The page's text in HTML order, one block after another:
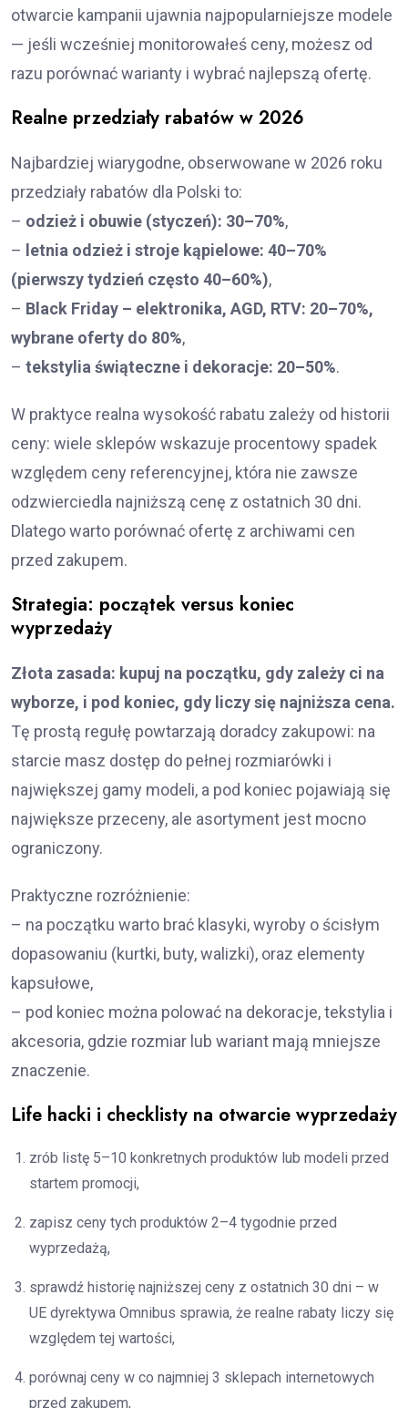
otwarcie kampanii ujawnia najpopularniejsze modele
— jeśli wcześniej monitorowałeś ceny, możesz od
razu porównać warianty i wybrać najlepszą ofertę.
Realne przedziały rabatów w 2026
Najbardziej wiarygodne, obserwowane w 2026 roku
przedziały rabatów dla Polski to:
– odzież i obuwie (styczeń): 30–70%,
– letnia odzież i stroje kąpielowe: 40–70%
(pierwszy tydzień często 40–60%),
– Black Friday – elektronika, AGD, RTV: 20–70%,
wybrane oferty do 80%,
– tekstylia świąteczne i dekoracje: 20–50%.
W praktyce realna wysokość rabatu zależy od historii
ceny: wiele sklepów wskazuje procentowy spadek
względem ceny referencyjnej, która nie zawsze
odzwierciedla najniższą cenę z ostatnich 30 dni.
Dlatego warto porównać ofertę z archiwami cen
przed zakupem.
Strategia: początek versus koniec
wyprzedaży
Złota zasada: kupuj na początku, gdy zależy ci na
wyborze, i pod koniec, gdy liczy się najniższa cena.
Tę prostą regułę powtarzają doradcy zakupowi: na
starcie masz dostęp do pełnej rozmiarówki i
największej gamy modeli, a pod koniec pojawiają się
największe przeceny, ale asortyment jest mocno
ograniczony.
Praktyczne rozróżnienie:
– na początku warto brać klasyki, wyroby o ścisłym
dopasowaniu (kurtki, buty, walizki), oraz elementy
kapsułowe,
– pod koniec można polować na dekoracje, tekstylia i
akcesoria, gdzie rozmiar lub wariant mają mniejsze
znaczenie.
Life hacki i checklisty na otwarcie wyprzedaży
zrób listę 5–10 konkretnych produktów lub modeli przed
startem promocji,
zapisz ceny tych produktów 2–4 tygodnie przed
wyprzedażą,
sprawdź historię najniższej ceny z ostatnich 30 dni – w
UE dyrektywa Omnibus sprawia, że realne rabaty liczy się
względem tej wartości,
porównaj ceny w co najmniej 3 sklepach internetowych
przed zakupem,